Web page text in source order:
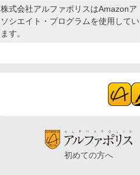
株式会社アルファポリスはAmazonア
ソシエイト・プログラムを使用してい
ます。
初めての方へ